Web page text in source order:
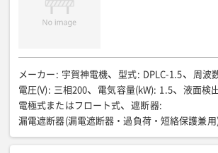
メーカー : 宇賀神電機 型式: DPLC-1.5 周波
電圧(V): 三相200 電気容量(kW): 1.5 液面検
電極式またはフロート式
遮断器:
漏電遮断器(漏電遮断器・過負荷・短絡保護兼用
450
全幅(mm): 250 全高(mm): 400